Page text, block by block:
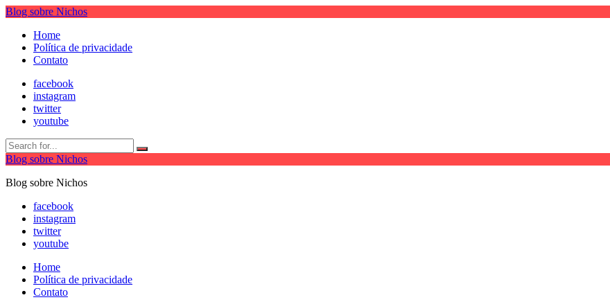
Blog sobre Nichos
Home
Política de privacidade
Contato
facebook
instagram
twitter
youtube
Blog sobre Nichos
Blog sobre Nichos
facebook
instagram
twitter
youtube
Home
Política de privacidade
Contato